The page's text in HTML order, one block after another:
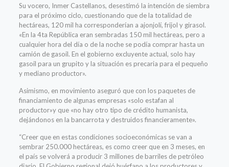
Su vocero, Inmer Castellanos, desestimó la intención de siembra
para el próximo ciclo, cuestionando que de la totalidad de
hectáreas, 120 mil ha corresponderían a ajonjolí, frijol y girasol.
«En la 4ta República eran sembradas 150 mil hectáreas, pero a
cualquier hora del día o de la noche se podía comprar hasta un
camión de gasoil. En el gobierno excluyente actual, solo hay
gasoil para un grupito y la situación es precaria para el pequeño
y mediano productor».
Asimismo, en movimiento aseguró que con los paquetes de
financiamiento de algunas empresas «solo estafan al
productor»y que «no hay otro tipo de crédito humanista,
dejándonos en la bancarrota y destruidos financieramente».
“Creer que en estas condiciones socioeconómicas se van a
sembrar 250.000 hectáreas, es como creer que en 3 meses, en
el país se volverá a producir 3 millones de barriles de petróleo